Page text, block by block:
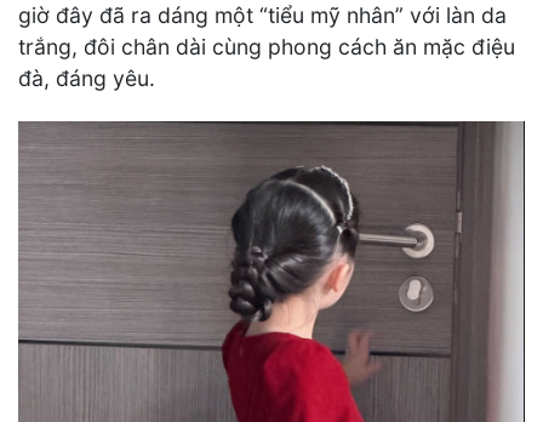
giờ đây đã ra dáng một “tiểu mỹ nhân” với làn da
trắng, đôi chân dài cùng phong cách ăn mặc điệu
đà, đáng yêu.